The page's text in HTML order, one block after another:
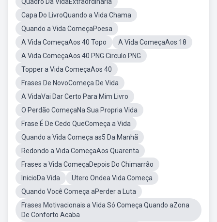
Capa Do LivroQuando a Vida Chama
Quando a Vida ComeçaPoesa
A Vida ComeçaAos 40 Topo
A Vida ComeçaAos 18
A Vida ComeçaAos 40 PNG Circulo PNG
Topper a Vida ComeçaAos 40
Frases De NovoComeça De Vida
A VidaVai Dar Certo Para Mim Livro
O Perdão ComeçaNa Sua Propria Vida
Frase É De Cedo QueComeça a Vida
Quando a Vida Começa as5 Da Manhã
Redondo a Vida ComeçaAos Quarenta
Frases a Vida ComeçaDepois Do Chimarrão
InicioDa Vida
Utero Ondea Vida Começa
Quando Você Começa aPerder a Luta
Frases Motivacionais a Vida Só Começa Quando aZona
De Conforto Acaba